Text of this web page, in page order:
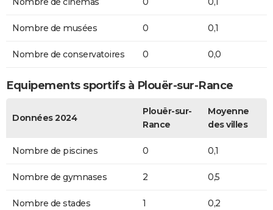
Nombre de musées 0 0,1
Nombre de conservatoires 0 0,0
Equipements sportifs à Plouër-sur-Rance
Données 2024
Plouër-sur-
Rance
Moyenne
des villes
Nombre de piscines 0 0,1
Nombre de gymnases 2 0,5
Nombre de stades 1 0,2